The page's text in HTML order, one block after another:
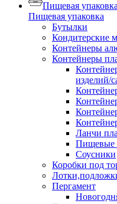
Пищевая упаковка
Пищевая упаковка
Бутылки
Кондитерские
Контейнеры
Контейнеры
изделий/
Ланчи
Пищевые
Соусники
Коробки под
Пергамент